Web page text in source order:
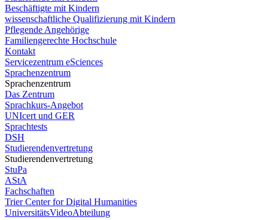
Beschäftigte mit Kindern
wissenschaftliche Qualifizierung mit Kindern
Pflegende Angehörige
Familiengerechte Hochschule
Kontakt
Servicezentrum eSciences
Sprachenzentrum
Sprachenzentrum
Das Zentrum
Sprachkurs-Angebot
UNIcert und GER
Sprachtests
DSH
Studierendenvertretung
Studierendenvertretung
StuPa
AStA
Fachschaften
Trier Center for Digital Humanities
UniversitätsVideoAbteilung